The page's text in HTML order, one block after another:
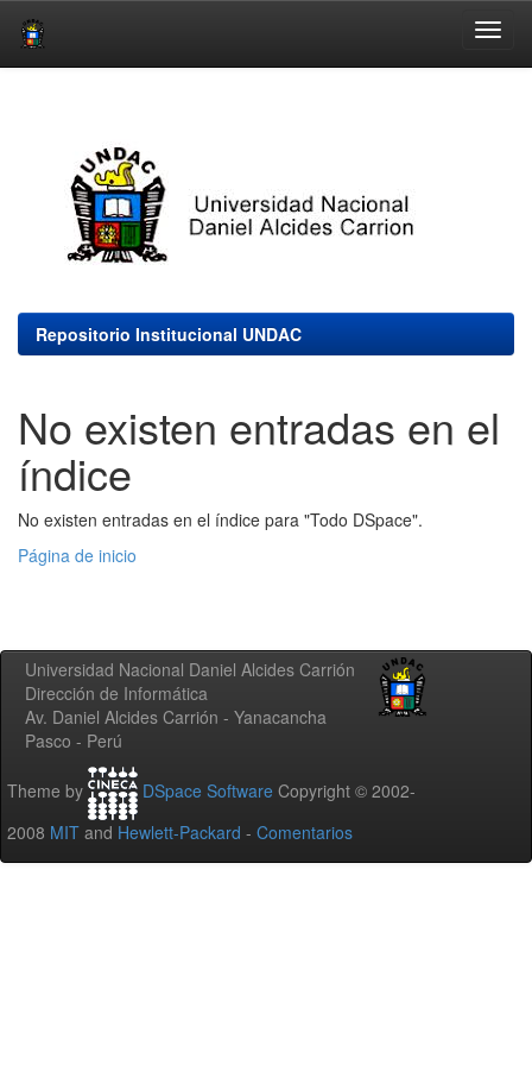
Repositorio Institucional UNDAC
No existen entradas en el
índice
No existen entradas en el índice para "Todo DSpace".
Página de inicio
Universidad Nacional Daniel Alcides Carrión
Dirección de Informática
Av. Daniel Alcides Carrión - Yanacancha
Pasco - Perú
Theme by DSpace Software Copyright © 2002-
2008 MIT and Hewlett-Packard - Comentarios